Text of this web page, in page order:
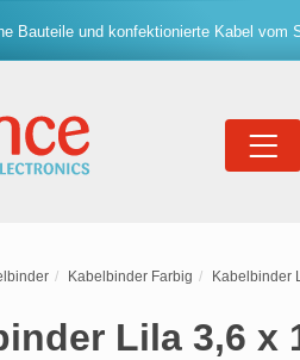
Bauteile und konfektionierte Kabel vom
Kabelbinder Farbig Kabelbinder
Lila 3,6 x